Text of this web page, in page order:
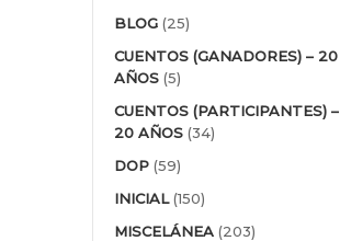
BLOG (25)
CUENTOS (GANADORES) – 20
AÑOS (5)
CUENTOS (PARTICIPANTES) –
20 AÑOS (34)
DOP (59)
INICIAL(150)
MISCELÁNEA (203)